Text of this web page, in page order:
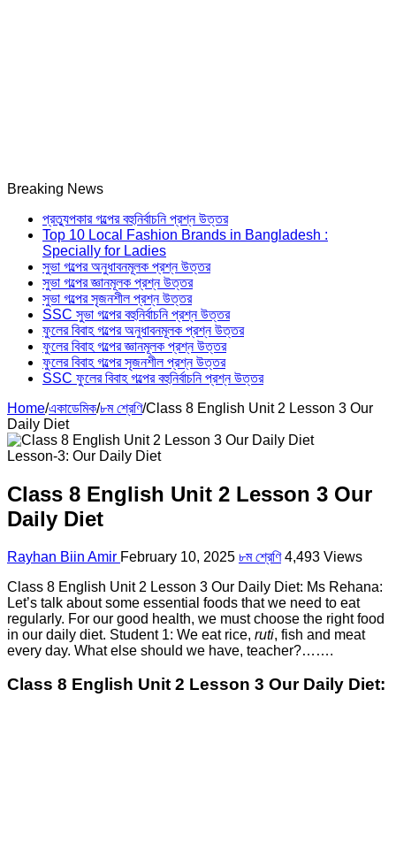
Breaking News
প্রত্যুপকার গল্পের বহুনির্বাচনি প্রশ্ন উত্তর
Top 10 Local Fashion Brands in Bangladesh :
Specially for Ladies
সুভা গল্পের অনুধাবনমূলক প্রশ্ন উত্তর
সুভা গল্পের জ্ঞানমূলক প্রশ্ন উত্তর
সুভা গল্পের সৃজনশীল প্রশ্ন উত্তর
SSC সুভা গল্পের বহুনির্বাচনি প্রশ্ন উত্তর
ফুলের বিবাহ গল্পের অনুধাবনমূলক প্রশ্ন উত্তর
ফুলের বিবাহ গল্পের জ্ঞানমূলক প্রশ্ন উত্তর
ফুলের বিবাহ গল্পের সৃজনশীল প্রশ্ন উত্তর
SSC ফুলের বিবাহ গল্পের বহুনির্বাচনি প্রশ্ন উত্তর
Home/একাডেমিক/৮ম শ্রেণি/Class 8 English Unit 2 Lesson 3 Our
Daily Diet
Lesson-3: Our Daily Diet
Class 8 English Unit 2 Lesson 3 Our
Daily Diet
Rayhan Biin Amir February 10, 2025 ৮ম শ্রেণি 4,493 Views
Class 8 English Unit 2 Lesson 3 Our Daily Diet: Ms Rehana:
Let’s talk about some essential foods that we need to eat
regularly. For our good health, we must choose the right food
in our daily diet. Student 1: We eat rice, ruti, fish and meat
every day. What else should we have, teacher?…….
Class 8 English Unit 2 Lesson 3 Our Daily Diet: